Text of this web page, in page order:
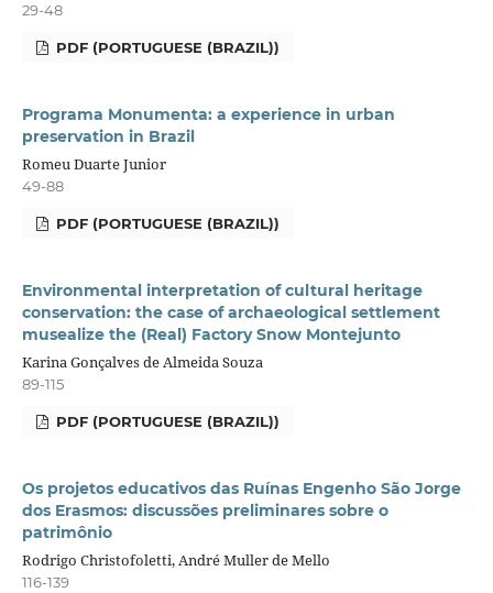
29-48
PDF (PORTUGUESE (BRAZIL))
Programa Monumenta: a experience in urban
preservation in Brazil
Romeu Duarte Junior
49-88
PDF (PORTUGUESE (BRAZIL))
Environmental interpretation of cultural heritage
conservation: the case of archaeological settlement
musealize the (Real) Factory Snow Montejunto
Karina Gonçalves de Almeida Souza
89-115
PDF (PORTUGUESE (BRAZIL))
Os projetos educativos das Ruínas Engenho São Jorge
dos Erasmos: discussões preliminares sobre o
patrimônio
Rodrigo Christofoletti, André Muller de Mello
116-139